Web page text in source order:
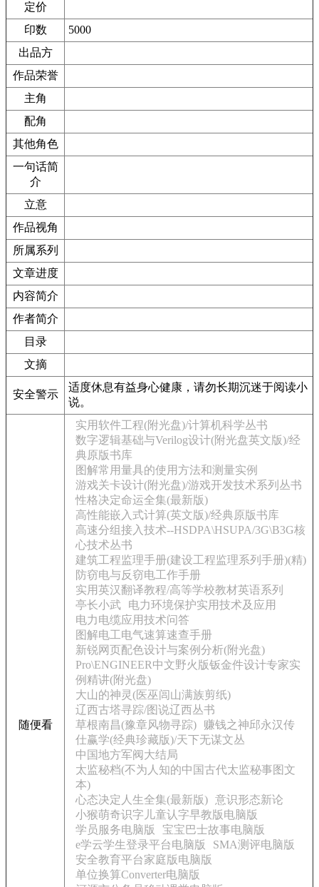
定价
印数
5000
出品方
作品荣誉
主角
配角
其他角色
一句话简
介
立意
作品视角
所属系列
文章进度
内容简介
作者简介
目录
文摘
安全警示
适度休息有益身心健康，请勿长期沉迷于阅读小
说。
随便看
实用软件工程(附光盘)/计算机科学丛书
数字逻辑基础与Verilog设计(附光盘英文版)/经
典原版书库
图解常用量具的使用方法和测量实例
游戏关卡设计(附光盘)/游戏开发技术系列丛书
性格决定命运全集(最新版)
高性能嵌入式计算(英文版)/经典原版书库
高速分组接入技术--HSDPA\HSUPA/3G\B3G核
心技术丛书
建筑工程监理手册(建设工程监理系列手册)(精)
防窃电与反窃电工作手册
实用英汉翻译教程/高等学校教材英语系列
亭长小武
电力环境保护实用技术及应用
电力电缆应用技术问答
图解电工电气速算速查手册
新锐网页配色设计与案例分析(附光盘)
Pro\ENGINEER中文野火版钣金件设计专家实
例精讲(附光盘)
大山的神灵(医巫闾山满族剪纸)
辽西古塔寻踪/图说辽西丛书
草根南昌(豫章风物寻踪)
赚钱之神邱永汉传
仕赢学(经典珍藏版)/天下无谋文丛
中国地方军阀大结局
太监秘档(不为人知的中国古代太监秘事图文
本)
心态决定人生全集(最新版) 意识形态新论
小猴萌奇识字儿童认字早教版电脑版
学员服务电脑版
宝宝巴士故事电脑版
e学云学生登录平台电脑版
SMA测评电脑版
安全教育平台家庭版电脑版
单位换算Converter电脑版